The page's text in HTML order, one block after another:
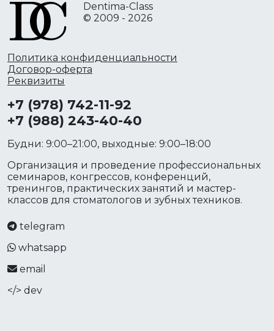
Dentima-Class
© 2009 - 2026
Политика конфиденциальности
Договор-оферта
Реквизиты
+7 (978) 742-11-92
+7 (988) 243-40-40
Будни: 9:00–21:00, выходные: 9:00–18:00
Организация и проведение профессиональных
семинаров, конгрессов, конференций,
тренингов, практических занятий и мастер-
классов для стоматологов и зубных техников.
telegram
whatsapp
email
</> dev